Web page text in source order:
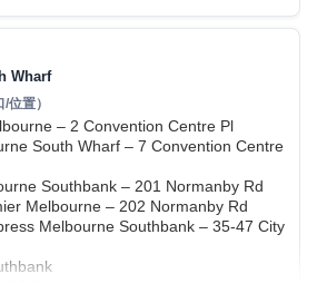
口海滩 (Apollo Bay Harbour
海滩位于小镇码头旁，沙滩平缓、波浪
、划桨板和家庭玩水的理想场所，附近
坡道步行可达。
(Gellibrand Lower, AU)
是大洋路沿线一处宁静的乡村聚落，坐
，是前往沉船海滩的入口。其最大亮点是
生动物园，是亲子家庭亲近澳洲萌宠的理
动物园 (Great Ocean Road Wildlife
Wharf
– 2 Convention Centre Pl
South Wharf – 7 Convention Centre
Southbank – 201 Normanby Rd
Melbourne – 202 Normanby Rd
Melbourne Southbank – 35-47 City